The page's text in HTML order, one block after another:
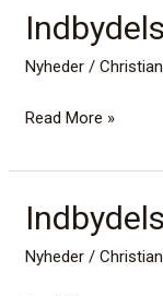
Nyheder /
Indbydelse
Halloween
2022
Read More »
Nyheder /
Indbydelse
genåbningsfest